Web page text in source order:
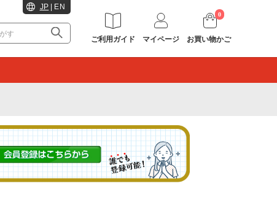
JP EN
ご利用ガイド マイページ
0
お買い物かご